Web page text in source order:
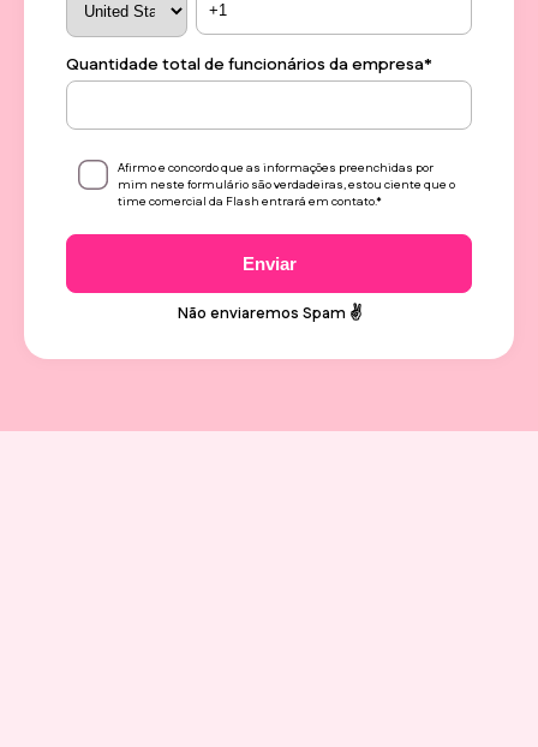
Quantidade total de funcionários da empresa*
Afirmo e concordo que as informações preenchidas por
mim neste formulário são verdadeiras, estou ciente que o
time comercial da Flash entrará em contato.*
Enviar
Não enviaremos Spam ✌️